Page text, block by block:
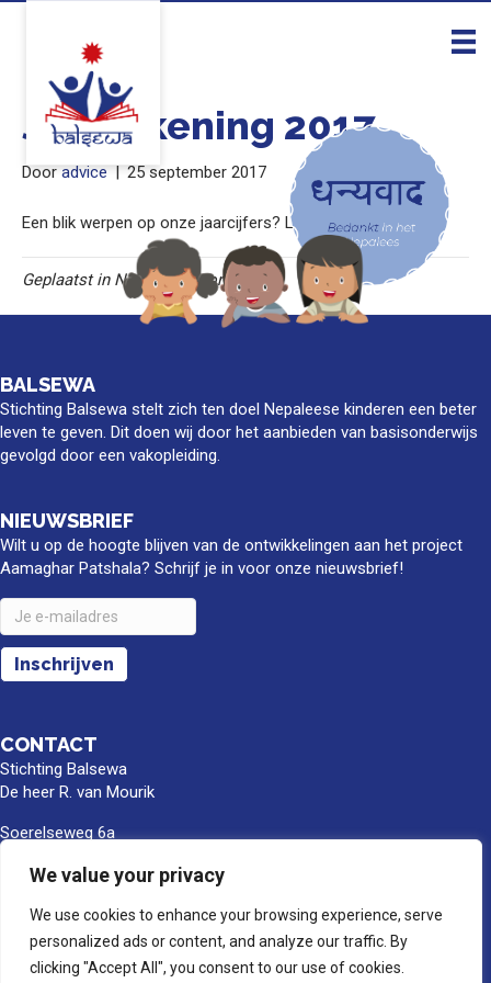
We value your privacy
We use cookies to enhance your browsing experience, serve
personalized ads or content, and analyze our traffic. By
clicking "Accept All", you consent to our use of cookies.
Jaarrekening 2017
Dooradvice|25 september 2017
Een blik werpen op onze jaarcijfers? Lees het hier!
Geplaatst in Niet gecategoriseerd
BALSEWA
Stichting Balsewa stelt zich ten doel Nepaleese kinderen een beter
leven te geven. Dit doen wij door het aanbieden van basisonderwijs
gevolgd door een vakopleiding.
NIEUWSBRIEF
Wilt u op de hoogte blijven van de ontwikkelingen aan het project
Aamaghar Patshala? Schrijf je in voor onze nieuwsbrief!
CONTACT
Stichting Balsewa
De heer R. van Mourik
Soerelseweg 6a
06 - 5341 0399
Rekeningnummer